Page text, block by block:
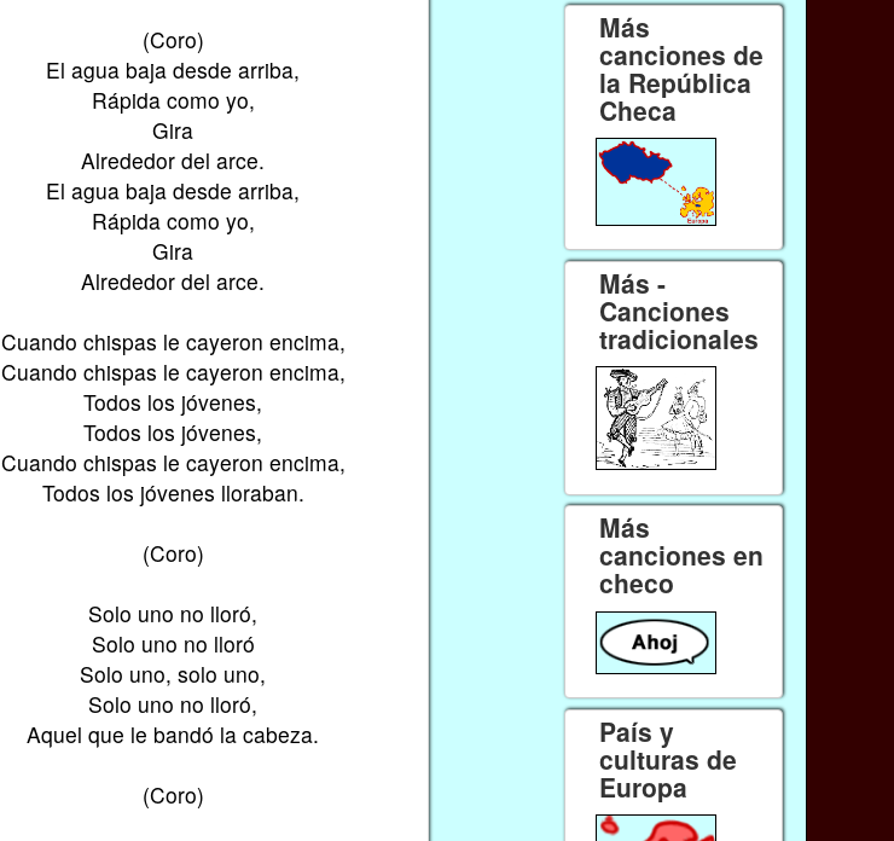
(Coro)
El agua baja desde arriba,
Rápida como yo,
Gira
Alrededor del arce.
El agua baja desde arriba,
Rápida como yo,
Gira
Alrededor del arce.
Cuando chispas le cayeron encima,
Cuando chispas le cayeron encima,
Todos los jóvenes,
Todos los jóvenes,
Cuando chispas le cayeron encima,
Todos los jóvenes lloraban.
(Coro)
Solo uno no lloró,
Solo uno no lloró
Solo uno, solo uno,
Solo uno no lloró,
Aquel que le bandó la cabeza.
(Coro)
Más
canciones de
la República
Checa
Más -
Canciones
tradicionales
Más
canciones en
checo
País y
culturas de
Europa